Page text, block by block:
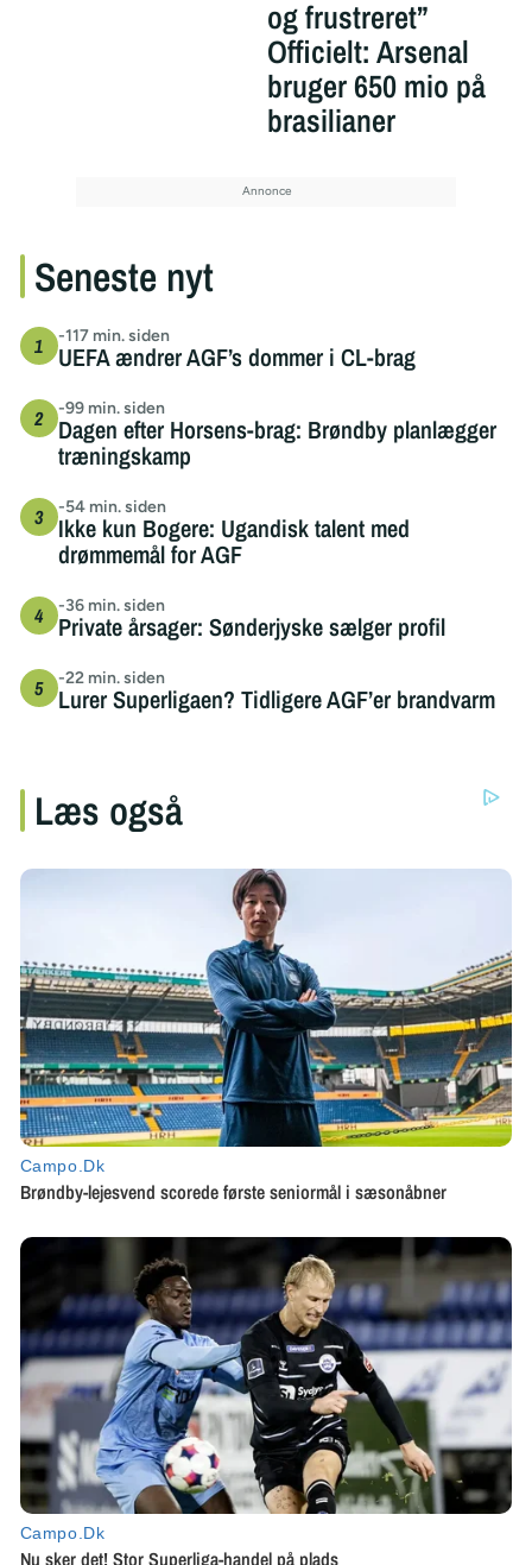
og frustreret”
Officielt: Arsenal
bruger 650 mio på
brasilianer
Seneste nyt
-117 min. siden
UEFA ændrer AGF’s dommer i CL-brag
-99 min. siden
Dagen efter Horsens-brag: Brøndby planlægger
træningskamp
-54 min. siden
Ikke kun Bogere: Ugandisk talent med
drømmemål for AGF
-36 min. siden
Private årsager: Sønderjyske sælger profil
-22 min. siden
Lurer Superligaen? Tidligere AGF’er brandvarm